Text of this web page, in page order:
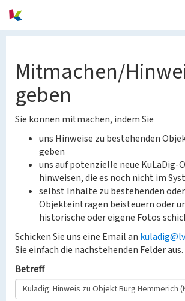
Mitmachen/
geben
Sie können mitmachen, indem Sie
uns Hinweise zu bestehenden
geben
uns auf potenzielle neue KuLaDig-
hinweisen, die es noch nicht im
selbst Inhalte zu bestehenden
Objekteinträgen beisteuern oder
historische oder eigene Fotos
Schicken Sie uns eine Email an
Sie einfach die nachstehenden Felder aus.
Betreff